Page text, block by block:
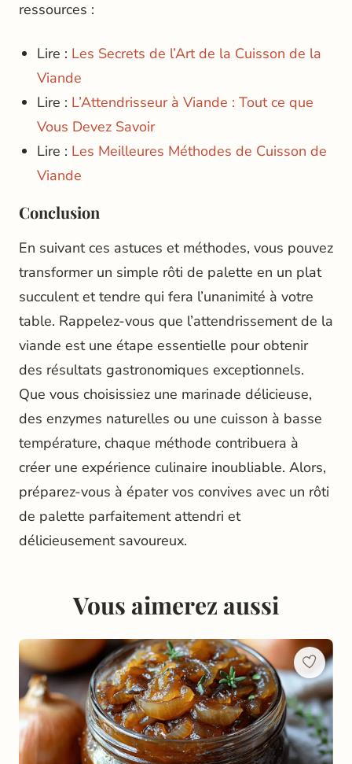
ressources :
Lire : Les Secrets de l’Art de la Cuisson de la
Viande
Lire : L’Attendrisseur à Viande : Tout ce que
Vous Devez Savoir
Lire : Les Meilleures Méthodes de Cuisson de
Viande
Conclusion
En suivant ces astuces et méthodes, vous pouvez
transformer un simple rôti de palette en un plat
succulent et tendre qui fera l’unanimité à votre
table. Rappelez-vous que l’attendrissement de la
viande est une étape essentielle pour obtenir
des résultats gastronomiques exceptionnels.
Que vous choisissiez une marinade délicieuse,
des enzymes naturelles ou une cuisson à basse
température, chaque méthode contribuera à
créer une expérience culinaire inoubliable. Alors,
préparez-vous à épater vos convives avec un rôti
de palette parfaitement attendri et
délicieusement savoureux.
Vous aimerez aussi